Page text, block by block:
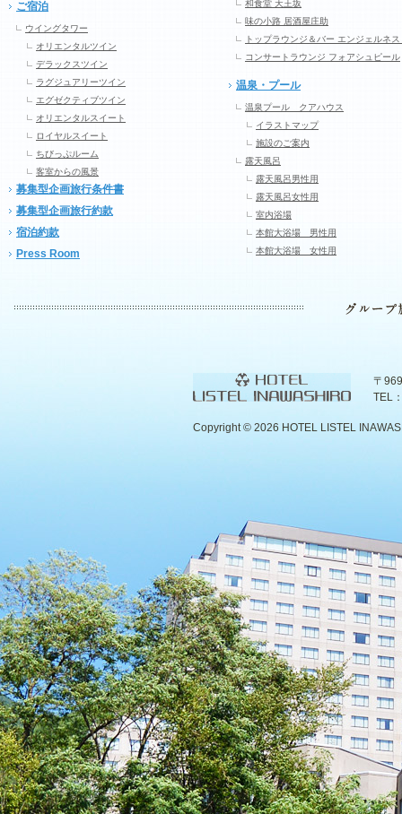
ご宿泊
ウイングタワー
オリエンタルツイン
デラックスツイン
ラグジュアリーツイン
エグゼクティブツイン
オリエンタルスイート
ロイヤルスイート
ちびっぷルーム
客室からの風景
募集型企画旅行条件書
募集型企画旅行約款
宿泊約款
Press Room
和食堂 天王坂
味の小路 居酒屋庄助
トップラウンジ＆バー エンジェルネス
コンサートラウンジ フォアシュピール
温泉・プール
温泉プール クアハウス
イラストマップ
施設のご案内
露天風呂
露天風呂男性用
露天風呂女性用
室内浴場
本館大浴場 男性用
本館大浴場 女性用
〒
TEL
Copyright © 2026 HOTEL LISTEL